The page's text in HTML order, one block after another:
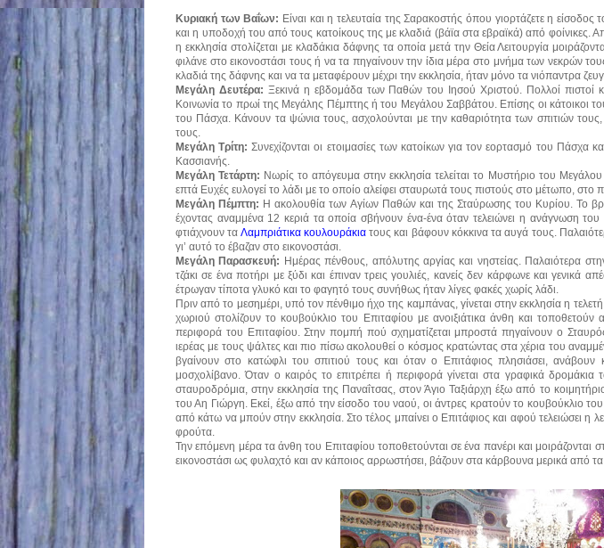
Κυριακή των Βαΐων: Είναι και η τελευταία της Σαρακοστής όπου γιορτάζετε η
και η υποδοχή του από τους κατοίκους της με κλαδιά (βάϊα στα εβραϊκά) από φοίνικες.
η εκκλησία στολίζεται με κλαδάκια δάφνης τα οποία μετά την Θεία Λειτουργία
φιλάνε στο εικονοστάσι τους ή να τα πηγαίνουν την ίδια μέρα στο μνήμα των νεκρών
κλαδιά της δάφνης και να τα μεταφέρουν μέχρι την εκκλησία, ήταν μόνο τα νιόπαντρα
Μεγάλη Δευτέρα: Ξεκινά η εβδομάδα των Παθών του Ιησού Χριστού. Πολλοί πιστοί
Κοινωνία το πρωί της Μεγάλης Πέμπτης ή του Μεγάλου Σαββάτου. Επίσης οι κάτοικοι
του Πάσχα. Κάνουν τα ψώνια τους, ασχολούνται με την καθαριότητα των σπιτιών τους,
τους.
Μεγάλη Τρίτη: Συνεχίζονται οι ετοιμασίες των κατοίκων για τον εορτασμό του Πάσχα
Κασσιανής.
Μεγάλη Τετάρτη: Νωρίς το απόγευμα στην εκκλησία τελείται το Μυστήριο του
επτά Ευχές ευλογεί το λάδι με το οποίο αλείφει σταυρωτά τους πιστούς στο μέτωπο, στο
Μεγάλη Πέμπτη: Η ακολουθία των Αγίων Παθών και της Σταύρωσης του Κυρίου. Το
έχοντας αναμμένα 12 κεριά τα οποία σβήνουν ένα-ένα όταν τελειώνει η ανάγνωση
φτιάχνουν τα Λαμπριάτικα κουλουράκια τους και βάφουν κόκκινα τα αυγά τους.
γι’ αυτό το έβαζαν στο εικονοστάσι.
Μεγάλη Παρασκευή: Ημέρας πένθους, απόλυτης αργίας και νηστείας. Παλαιότερα
τζάκι σε ένα ποτήρι με ξύδι και έπιναν τρεις γουλιές, κανείς δεν κάρφωνε και γενικά
έτρωγαν τίποτα γλυκό και το φαγητό τους συνήθως ήταν λίγες φακές χωρίς λάδι.
Πριν από το μεσημέρι, υπό τον πένθιμο ήχο της καμπάνας, γίνεται στην εκκλησία η
χωριού στολίζουν το κουβούκλιο του Επιταφίου με ανοιξιάτικα άνθη και
περιφορά του Επιταφίου. Στην πομπή πού σχηματίζεται μπροστά πηγαίνουν ο
ιερέας με τους ψάλτες και πιο πίσω ακολουθεί ο κόσμος κρατώντας στα χέρια του
βγαίνουν στο κατώφλι του σπιτιού τους και όταν ο Επιτάφιος πλησιάσει,
μοσχολίβανο. Όταν ο καιρός το επιτρέπει ή περιφορά γίνεται στα γραφικά
σταυροδρόμια, στην εκκλησία της Παναΐτσας, στον Άγιο Ταξιάρχη έξω από το
του Αη Γιώργη. Εκεί, έξω από την είσοδο του ναού, οι άντρες κρατούν το κουβούκλιο
από κάτω να μπούν στην εκκλησία. Στο τέλος μπαίνει ο Επιτάφιος και αφού τελειώσει η
φρούτα.
Την επόμενη μέρα τα άνθη του Επιταφίου τοποθετούνται σε ένα πανέρι και μοιράζονται
εικονοστάσι ως φυλαχτό και αν κάποιος αρρωστήσει, βάζουν στα κάρβουνα μερικά από